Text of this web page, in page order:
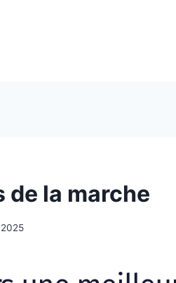
de la marche